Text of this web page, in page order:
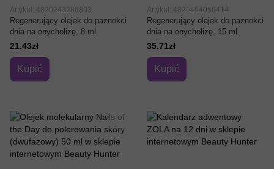
Artykuł: 4820243286803
Regenerujący olejek do paznokci
dnia na onycholizę, 8 ml
21.43zł
Kupić
Artykuł: 4821454056414
Regenerujący olejek do paznokci
dnia na onycholizę, 15 ml
35.71zł
Kupić